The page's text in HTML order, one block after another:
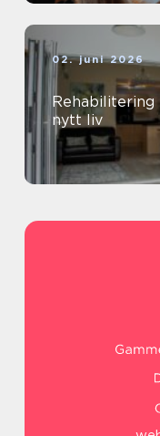
02. juni 2026
Rehabilitering hus hvordan gi
nytt liv